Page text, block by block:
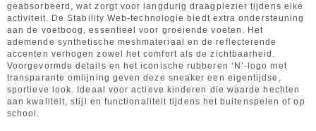
geabsorbeerd, wat zorgt voor langdurig draagplezier tijdens elke
activiteit. De Stability Web-technologie biedt extra ondersteuning
aan de voetboog, essentieel voor groeiende voeten. Het
ademende synthetische meshmateriaal en de reflecterende
accenten verhogen zowel het comfort als de zichtbaarheid.
Voorgevormde details en het iconische rubberen ‘N’-logo met
transparante omlijning geven deze sneaker een eigentijdse,
sportieve look. Ideaal voor actieve kinderen die waarde hechten
aan kwaliteit, stijl en functionaliteit tijdens het buitenspelen of op
school.